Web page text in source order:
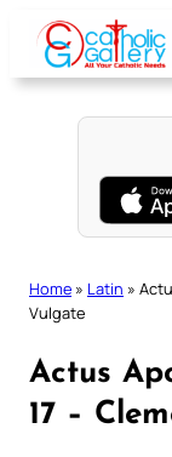
content
Home » Latin »
Vulgate
Actus
17 –